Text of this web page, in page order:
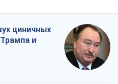
циничных
и